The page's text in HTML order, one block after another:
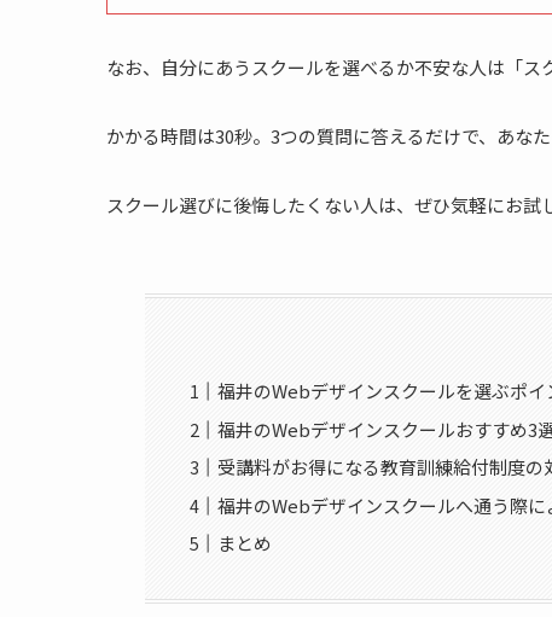
なお、自分にあうスクールを選べるか不安な人は「ス
かかる時間は30秒。3つの質問に答えるだけで、あな
スクール選びに後悔したくない人は、ぜひ気軽にお試
福井のWebデザインスクールを選ぶポイ
福井のWebデザインスクールおすすめ3
受講料がお得になる教育訓練給付制度の
福井のWebデザインスクールへ通う際に
まとめ